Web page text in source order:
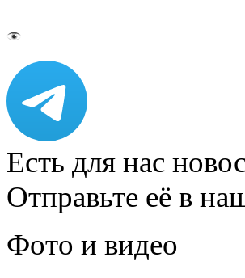
Есть для нас
Отправьте её в
Фото и видео